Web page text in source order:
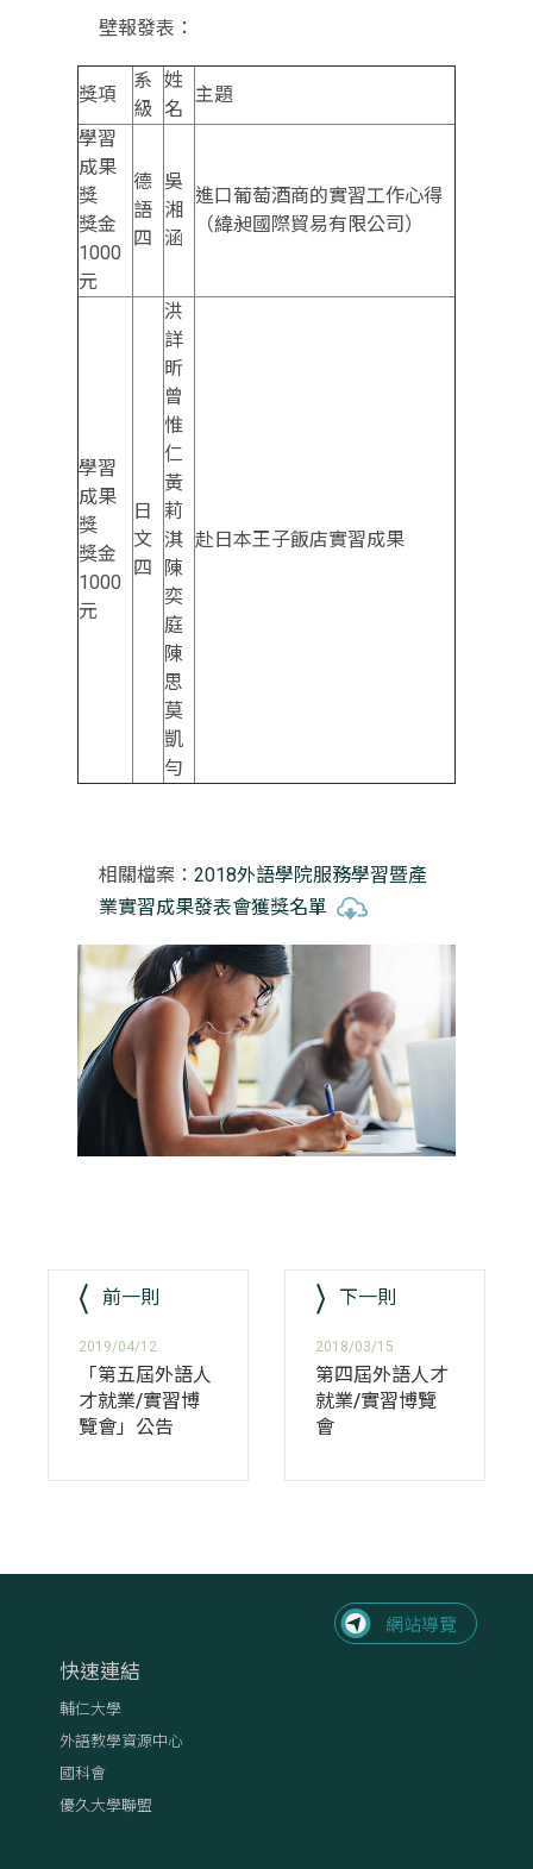
壁報發表：
獎項
系
級
姓
名
主題
學習
成果
獎
獎金
1000
元
德
語
四
吳
湘
涵
進口葡萄酒商的實習工作心得
（緯昶國際貿易有限公司）
學習
成果
獎
獎金
1000
元
日
文
四
洪
詳
昕
曾
惟
仁
黃
莉
淇
陳
奕
庭
陳
思
莫
凱
勻
赴日本王子飯店實習成果
相關檔案： 2018外語學院服務學習暨產
業實習成果發表會獲獎名單
前一則
2019/04/12
「第五屆外語人
才就業/實習博
覽會」公告
下一則
2018/03/15
第四屆外語人才
就業/實習博覽
會
快速連結
輔仁大學
外語教學資源中心
國科會
優久大學聯盟